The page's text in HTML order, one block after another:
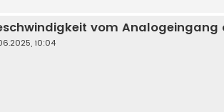
vom Analogeingang
10:04